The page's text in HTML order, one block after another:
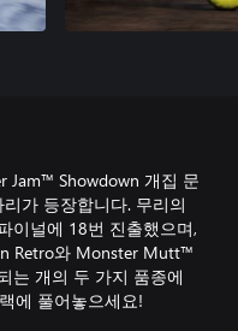
Jam™ Showdown 개집 문
가 등장합니다. 무리의
이널에 18번 진출했으며,
Retro와 Monster Mutt™
는 개의 두 가지 품종에
에 풀어놓으세요!